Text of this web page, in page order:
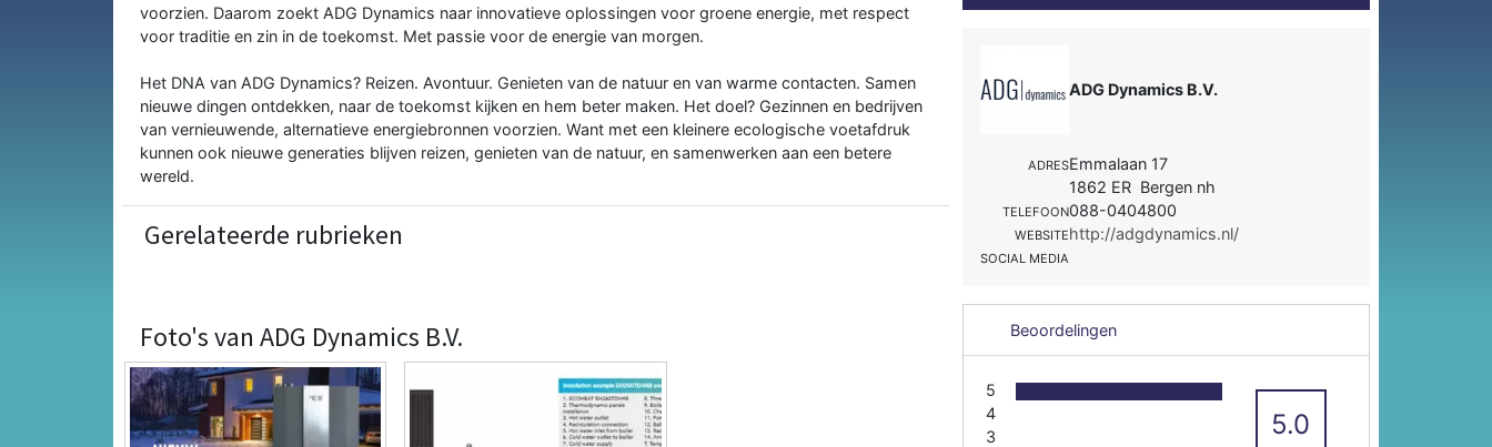
voorzien. Daarom zoekt ADG Dynamics naar innovatieve oplossingen voor groene energie, met respect
voor traditie en zin in de toekomst. Met passie voor de energie van morgen.
Het DNA van ADG Dynamics? Reizen. Avontuur. Genieten van de natuur en van warme contacten. Samen
nieuwe dingen ontdekken, naar de toekomst kijken en hem beter maken. Het doel? Gezinnen en bedrijven
van vernieuwende, alternatieve energiebronnen voorzien. Want met een kleinere ecologische voetafdruk
kunnen ook nieuwe generaties blijven reizen, genieten van de natuur, en samenwerken aan een betere
wereld.
Gerelateerde rubrieken
Foto's van ADG Dynamics B.V.
ADG Dynamics B.V.
ADRESEmmalaan 17
1862 ER Bergen nh
TELEFOON088-0404800
WEBSITEhttp://adgdynamics.nl/
SOCIAL MEDIA
Beoordelingen
5
4
3
5.0